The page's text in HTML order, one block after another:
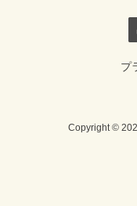
プ
Copyright ©